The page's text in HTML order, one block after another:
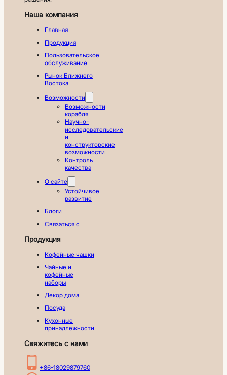
Наша компания
Главная
Продукция
Пользовательское
обслуживание
Рынок Ближнего
Востока
Возможности
Возможности
корабля
Научно-
исследовательские
и
конструкторские
возможности
Контроль
качества
О сайте
Устойчивое
развитие
Блоги
Связаться с
Продукция
Кофейные чашки
Чайные и
кофейные
наборы
Декор дома
Посуда
Кухонные
принадлежности
Свяжитесь с нами
+86-18029879760